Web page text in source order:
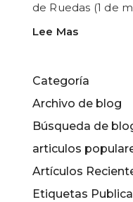
de Ruedas (1 de
Lee Mas
Categoría
Archivo de blog
Búsqueda de
articulos
Artículos
Etiquetas